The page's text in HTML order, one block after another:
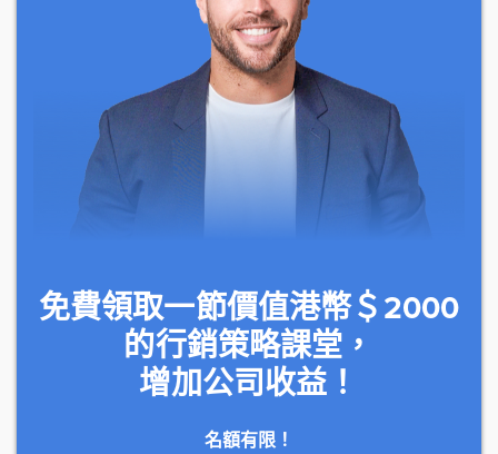
免費領取一節價值港幣＄2000
的行銷策略課堂，
增加公司收益！
名額有限！